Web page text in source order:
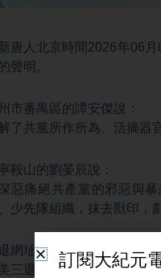
新唐人北京時間2026年06
聲明。
市番禺區的譚安傑說：
了共黨所作所為、活摘器
鞍山的劉晏辰說：
惡痛絕共產黨的邪惡與
少先隊組織，抹去獸印，
網址： https://
三退熱線：+1 (888) 976-